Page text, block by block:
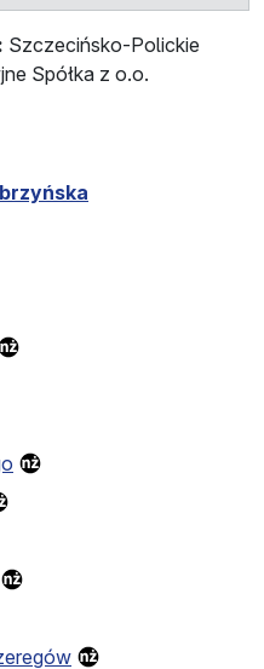
Szczecińsko-Polickie
Spółka z o.o.
zwischen den